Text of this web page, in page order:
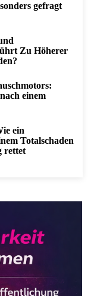
gefragt
Zu Höherer
einem
ein
Totalschaden
rettet